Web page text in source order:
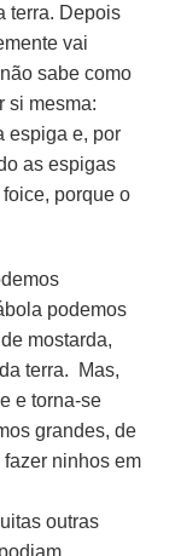
terra. Depois
vai
sabe como
si mesma:
espiga e, por
as espigas
porque o
podemos
mostarda,
terra. Mas,
e torna-se
grandes, de
ninhos em
outras